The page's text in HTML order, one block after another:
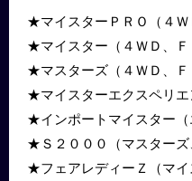
★マイスターＰＲＯ（４Ｗ
★マイスター（４ＷＤ、Ｆ
★マスターズ（４ＷＤ、Ｆ
★マイスターエクスペリエ
★インポートマイスター（
★Ｓ２０００（マスターズ
★フェアレディーＺ（マイ